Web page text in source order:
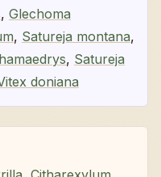
, Glechoma
, Satureja montana,
, Satureja
doniana